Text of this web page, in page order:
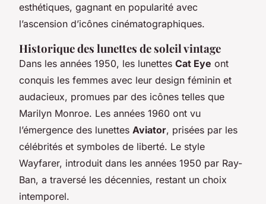
esthétiques, gagnant en popularité avec
l’ascension d’icônes cinématographiques.
Historique des lunettes de soleil vintage
Dans les années 1950, les lunettes Cat Eye ont
conquis les femmes avec leur design féminin et
audacieux, promues par des icônes telles que
Marilyn Monroe. Les années 1960 ont vu
l’émergence des lunettes Aviator, prisées par les
célébrités et symboles de liberté. Le style
Wayfarer, introduit dans les années 1950 par Ray-
Ban, a traversé les décennies, restant un choix
intemporel.